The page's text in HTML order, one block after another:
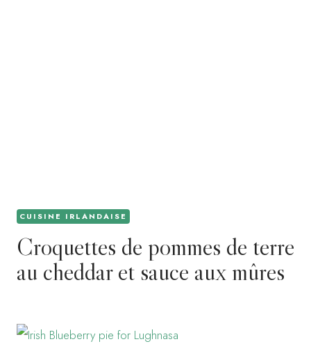
CUISINE IRLANDAISE
Croquettes de pommes de terre
au cheddar et sauce aux mûres